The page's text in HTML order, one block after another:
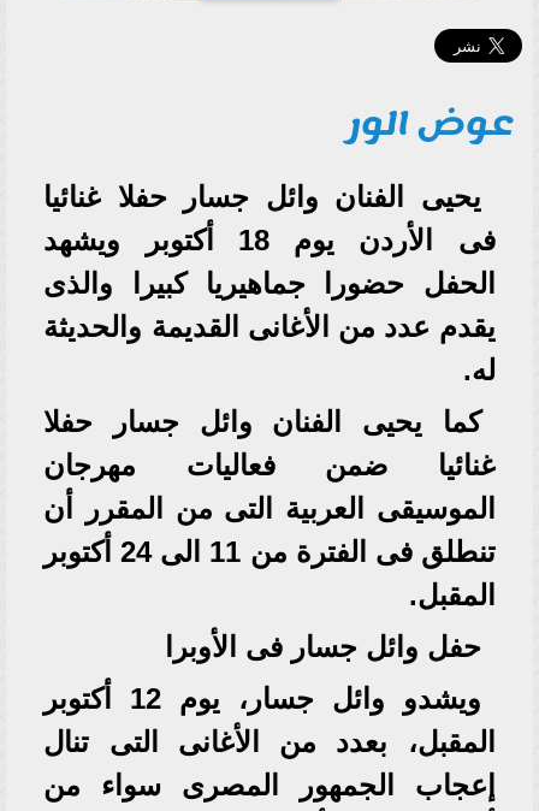
عوض الور
يحيى الفنان وائل جسار حفلا غنائيا
فى الأردن يوم 18 أكتوبر ويشهد
الحفل حضورا جماهيريا كبيرا والذى
يقدم عدد من الأغانى القديمة والحديثة
له.
كما يحيى الفنان وائل جسار حفلا
غنائيا ضمن فعاليات مهرجان
الموسيقى العربية التى من المقرر أن
تنطلق فى الفترة من 11 الى 24 أكتوبر
المقبل.
حفل وائل جسار فى الأوبرا
ويشدو وائل جسار، يوم 12 أكتوبر
المقبل، بعدد من الأغانى التى تنال
إعجاب الجمهور المصرى سواء من